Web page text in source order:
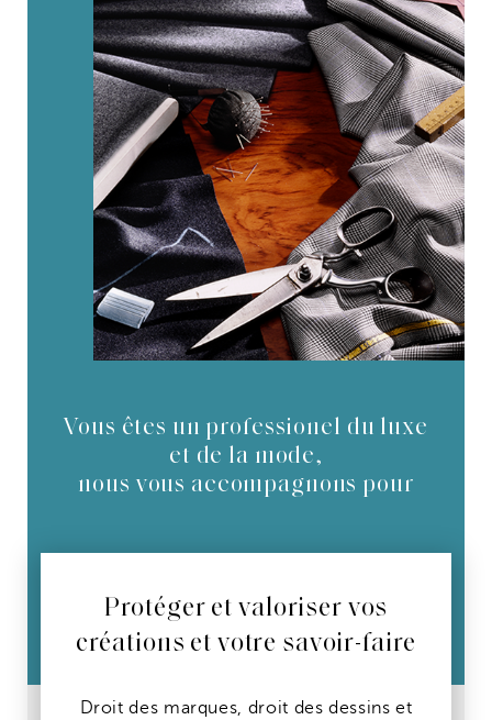
Vous êtes un professionel du luxe
et de la mode,
nous vous accompagnons pour
Protéger et valoriser vos
créations et votre savoir-faire
Droit des marques, droit des dessins et